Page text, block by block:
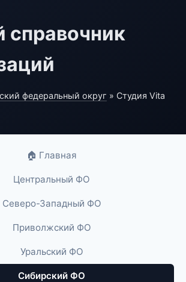
справочник
федеральный округ » Студия Vita
🏠 Главная
Центральный ФО
Северо-Западный ФО
Приволжский ФО
Уральский ФО
Сибирский ФО